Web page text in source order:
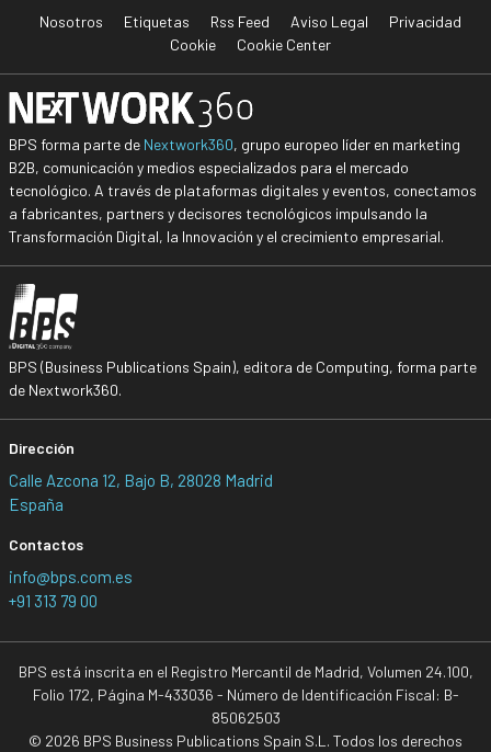
Nosotros Etiquetas Rss Feed Aviso Legal
Privacidad
Cookie
Cookie Center
BPS forma parte de Nextwork360, grupo europeo líder en marketing
B2B, comunicación y medios especializados para el mercado
tecnológico. A través de plataformas digitales y eventos, conectamos
a fabricantes, partners y decisores tecnológicos impulsando la
Transformación Digital, la Innovación y el crecimiento empresarial.
BPS (Business Publications Spain), editora de Computing, forma parte
de Nextwork360.
Dirección
Calle Azcona 12, Bajo B, 28028 Madrid
España
Contactos
info@bps.com.es
+91 313 79 00
BPS está inscrita en el Registro Mercantil de Madrid, Volumen 24.100,
Folio 172, Página M-433036 - Número de Identificación Fiscal: B-
85062503
© 2026 BPS Business Publications Spain S.L. Todos los derechos